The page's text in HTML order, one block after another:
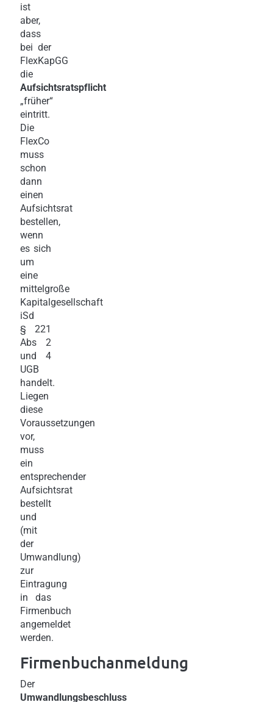
ist
aber,
dass
bei der
FlexKapGG
die
Aufsichtsratspflicht
„früher“
eintritt.
Die
FlexCo
muss
schon
dann
einen
Aufsichtsrat
bestellen,
wenn
es sich
um
eine
mittelgroße
Kapitalgesellschaft
iSd
§ 221
Abs 2
und 4
UGB
handelt.
Liegen
diese
Voraussetzungen
vor,
muss
ein
entsprechender
Aufsichtsrat
bestellt
und
(mit
der
Umwandlung)
zur
Eintragung
in das
Firmenbuch
angemeldet
werden.
Firmenbuchanmeldung
Der
Umwandlungsbeschluss